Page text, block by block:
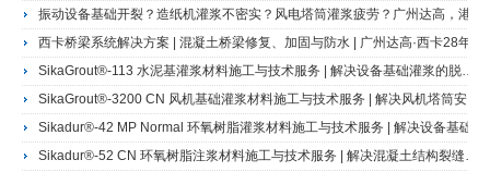
SikaGrout®-113 水泥基灌浆材料施工与技术服务 | 解决设备基础灌浆的脱空与收缩难题 | 广州达高·西卡28年服务商SikaGrout-113水泥补偿自流平灌浆材料
Sikadur®-52 CN 环氧树脂注浆材料施工与技术服务 | 解决混凝土结构裂缝渗漏与承载不足 | 广州达高·西卡28年服务商